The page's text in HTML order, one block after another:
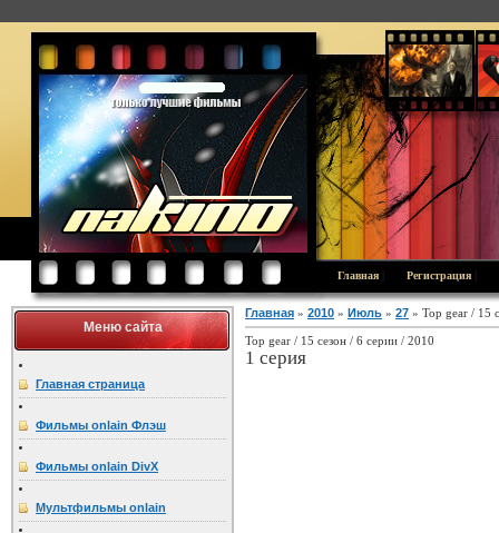
Главная Регистрация
Меню сайта
Главная страница
Фильмы onlain Флэш
Фильмы onlain DivX
Мультфильмы onlain
Главная » 2010 » Июль » 27 » Top gear / 15
Top gear / 15 сезон / 6 серии / 2010
1 серия